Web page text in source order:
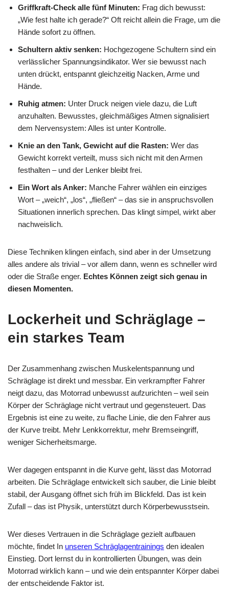
Griffkraft-Check alle fünf Minuten: Frag dich bewusst:
„Wie fest halte ich gerade?“ Oft reicht allein die Frage, um die
Hände sofort zu öffnen.
Schultern aktiv senken: Hochgezogene Schultern sind ein
verlässlicher Spannungsindikator. Wer sie bewusst nach
unten drückt, entspannt gleichzeitig Nacken, Arme und
Hände.
Ruhig atmen: Unter Druck neigen viele dazu, die Luft
anzuhalten. Bewusstes, gleichmäßiges Atmen signalisiert
dem Nervensystem: Alles ist unter Kontrolle.
Knie an den Tank, Gewicht auf die Rasten: Wer das
Gewicht korrekt verteilt, muss sich nicht mit den Armen
festhalten – und der Lenker bleibt frei.
Ein Wort als Anker: Manche Fahrer wählen ein einziges
Wort – „weich“, „los“, „fließen“ – das sie in anspruchsvollen
Situationen innerlich sprechen. Das klingt simpel, wirkt aber
nachweislich.
Diese Techniken klingen einfach, sind aber in der Umsetzung
alles andere als trivial – vor allem dann, wenn es schneller wird
oder die Straße enger. Echtes Können zeigt sich genau in
diesen Momenten.
Lockerheit und Schräglage –
ein starkes Team
Der Zusammenhang zwischen Muskelentspannung und
Schräglage ist direkt und messbar. Ein verkrampfter Fahrer
neigt dazu, das Motorrad unbewusst aufzurichten – weil sein
Körper der Schräglage nicht vertraut und gegensteuert. Das
Ergebnis ist eine zu weite, zu flache Linie, die den Fahrer aus
der Kurve treibt. Mehr Lenkkorrektur, mehr Bremseingriff,
weniger Sicherheitsmarge.
Wer dagegen entspannt in die Kurve geht, lässt das Motorrad
arbeiten. Die Schräglage entwickelt sich sauber, die Linie bleibt
stabil, der Ausgang öffnet sich früh im Blickfeld. Das ist kein
Zufall – das ist Physik, unterstützt durch Körperbewusstsein.
Wer dieses Vertrauen in die Schräglage gezielt aufbauen
möchte, findet In unseren Schräglagentrainings den idealen
Einstieg. Dort lernst du in kontrollierten Übungen, was dein
Motorrad wirklich kann – und wie dein entspannter Körper dabei
der entscheidende Faktor ist.